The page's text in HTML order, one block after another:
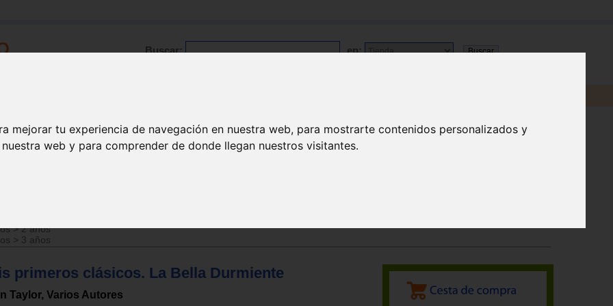
mejorar tu experiencia de navegación en nuestra web, para mostrarte contenidos personalizados y
web y para comprender de donde llegan nuestros visitantes.
Buscar: en:
>2 años
> 3 años
primeros clásicos. La Bella Durmiente
Taylor, Varios Autores